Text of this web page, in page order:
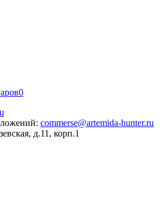
0
commerse@artemida-hunter.ru
д.11, корп.1